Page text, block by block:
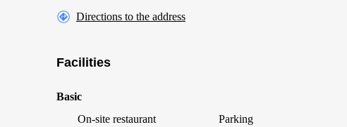
Directions to the address
Facilities
Basic
On-site restaurant
Parking